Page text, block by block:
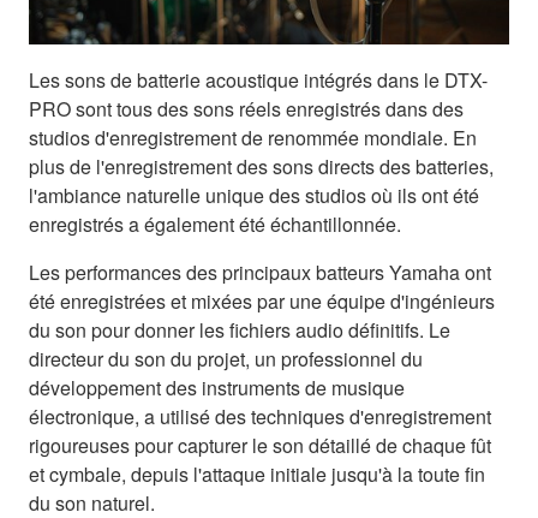
Les sons de batterie acoustique intégrés dans le DTX-
PRO sont tous des sons réels enregistrés dans des
studios d'enregistrement de renommée mondiale. En
plus de l'enregistrement des sons directs des batteries,
l'ambiance naturelle unique des studios où ils ont été
enregistrés a également été échantillonnée.
Les performances des principaux batteurs Yamaha ont
été enregistrées et mixées par une équipe d'ingénieurs
du son pour donner les fichiers audio définitifs. Le
directeur du son du projet, un professionnel du
développement des instruments de musique
électronique, a utilisé des techniques d'enregistrement
rigoureuses pour capturer le son détaillé de chaque fût
et cymbale, depuis l'attaque initiale jusqu'à la toute fin
du son naturel.